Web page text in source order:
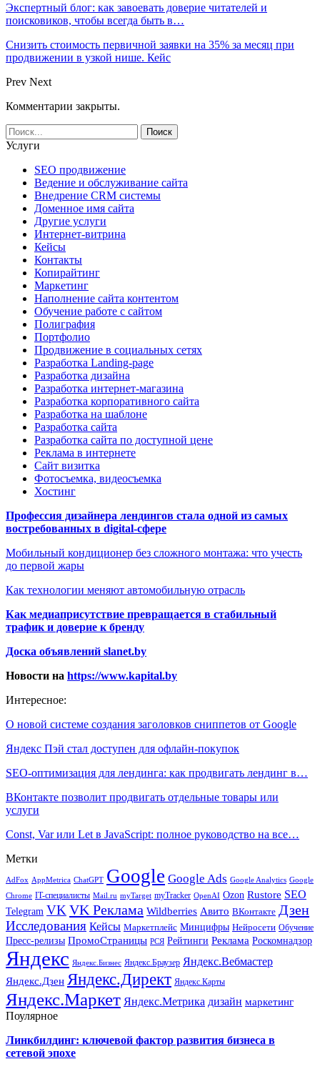
Экспертный блог: как завоевать доверие читателей и
поисковиков, чтобы всегда быть в…
Снизить стоимость первичной заявки на 35% за месяц при
продвижении в узкой нише. Кейс
Prev Next
Комментарии закрыты.
Услуги
SEO продвижение
Ведение и обслуживание сайта
Внедрение CRM системы
Доменное имя сайта
Другие услуги
Интернет-витрина
Кейсы
Контакты
Копирайтинг
Маркетинг
Наполнение сайта контентом
Обучение работе с сайтом
Полиграфия
Портфолио
Продвижение в социальных сетях
Разработка Landing-page
Разработка дизайна
Разработка интернет-магазина
Разработка корпоративного сайта
Разработка на шаблоне
Разработка сайта
Разработка сайта по доступной цене
Реклама в интернете
Сайт визитка
Фотосъемка, видеосъемка
Хостинг
Профессия дизайнера лендингов стала одной из самых
востребованных в digital-сфере
Мобильный кондиционер без сложного монтажа: что учесть
до первой жары
Как технологии меняют автомобильную отрасль
Как медиаприсутствие превращается в стабильный
трафик и доверие к бренду
Доска объявлений slanet.by
Новости на https://www.kapital.by
Интересное:
О новой системе создания заголовков сниппетов от Google
Яндекс Пэй стал доступен для офлайн-покупок
SEO-оптимизация для лендинга: как продвигать лендинг в…
ВКонтакте позволит продвигать отдельные товары или
услуги
Const, Var или Let в JavaScript: полное руководство на все…
Метки
AdFox AppMetrica ChatGPT Google Google Ads Google Analytics Google
Chrome IT-специалисты Mail.ru myTarget myTracker OpenAI Ozon Rustore SEO
Telegram VK VK Реклама Wildberries Авито ВКонтакте Дзен
Исследования Кейсы Маркетплейс Минцифры Нейросети Обучение
Пресс-релизы ПромоСтраницы РСЯ Рейтинги Реклама Роскомнадзор
Яндекс Яндекс.Бизнес Яндекс.Браузер Яндекс.Вебмастер
Яндекс.Дзен Яндекс.Директ Яндекс.Карты
Яндекс.Маркет Яндекс.Метрика дизайн маркетинг
Поулярное
Линкбилдинг: ключевой фактор развития бизнеса в
сетевой эпохе